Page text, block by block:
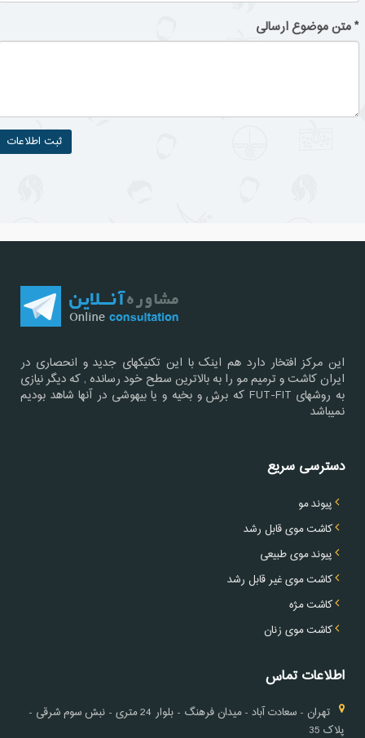
*متن موضوع ارسالی
این مرکز افتخار دارد هم اینک با این تکنیکهای جدید و انحصاری در
ایران کاشت و ترمیم مو را به بالاترین سطح خود رسانده , که دیگر نیازی
به روشهای FUT-FIT که برش و بخیه و یا بیهوشی در آنها شاهد بودیم
نمیباشد
دسترسی سریع
پیوند مو
کاشت موی قابل رشد
پیوند موی طبیعی
کاشت موی غیر قابل رشد
کاشت مژه
کاشت موی زنان
اطلاعات تماس
تهران - سعادت آباد - میدان فرهنگ - بلوار 24 متری - نبش سوم شرقی -
پلاک 35